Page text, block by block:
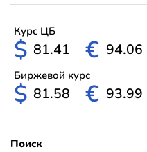
Курс ЦБ
$ 81.41 € 94.06
Биржевой курс
$ 81.58 € 93.99
Поиск